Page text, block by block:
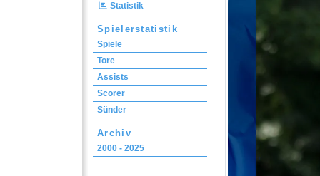
Statistik
Spielerstatistik
Spiele
Tore
Assists
Scorer
Sünder
Archiv
2000 - 2025